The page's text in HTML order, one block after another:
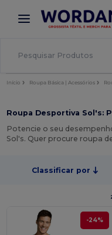
× App Wordans
Melhores preços
Início Roupa Básica | Acessórios
Roupa Desportiva Sol's:
Potencie o seu
Sol's. Quer procure roupa
Classificar por
-24%